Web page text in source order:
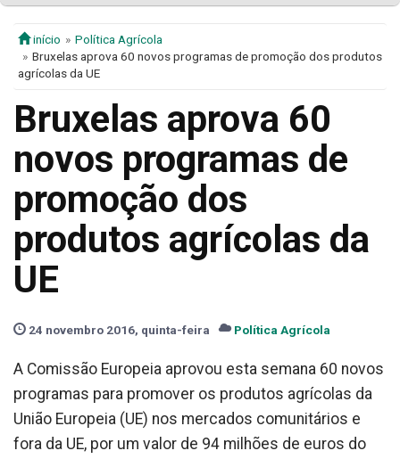
início
Política Agrícola
Bruxelas aprova 60 novos programas de promoção dos produtos
agrícolas da UE
Bruxelas aprova 60
novos programas de
promoção dos
produtos agrícolas da
UE
24 novembro 2016, quinta-feira Política Agrícola
A Comissão Europeia aprovou esta semana 60 novos
programas para promover os produtos agrícolas da
União Europeia (UE) nos mercados comunitários e
fora da UE, por um valor de 94 milhões de euros do